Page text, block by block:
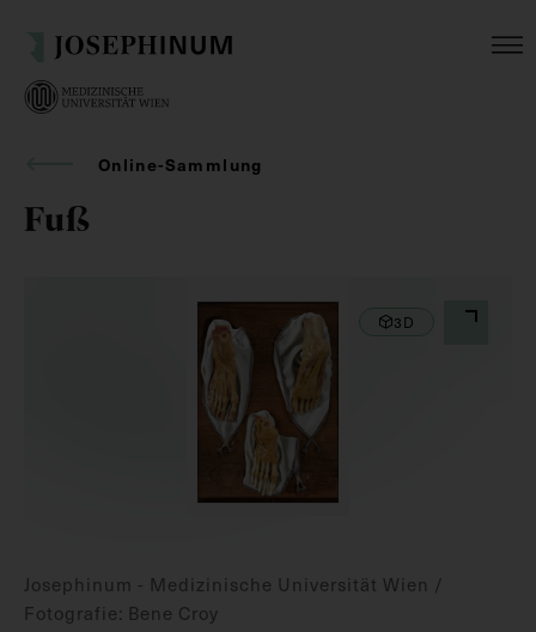
Online-Sammlung
Fuß
3D
Josephinum - Medizinische Universität Wien /
Fotografie: Bene Croy